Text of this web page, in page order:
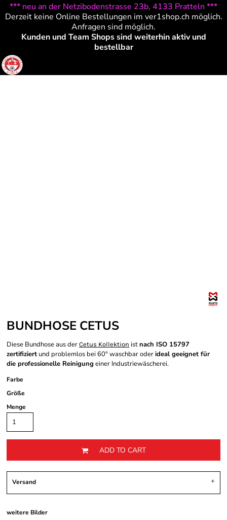
*** neu an der Netzibodenstrasse 23b, 4133 Pratteln ***
Derzeit keine Online Bestellungen im ver1shop.ch möglich.
Anfragen sind möglich.
Kunden und Team Shops sind weiterhin aktiv und
bestellbar
BUNDHOSE CETUS
Diese Bundhose aus der Cetus Kollektion istnach ISO 15797
zertifiziert und problemlos bei 60° waschbar oderideal geeignet für
die professionelle Reinigung einer Industriewäscherei.
Farbe
Größe
Menge
ADD TO CART
Versand
weitere Bilder